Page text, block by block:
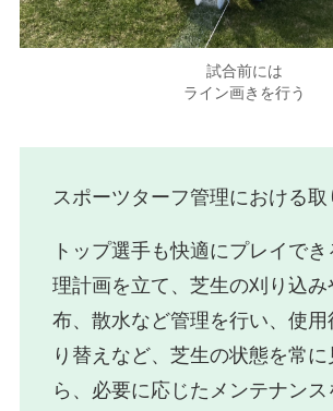
試合前には
ライン画きを行う
スポーツターフ管理における取
トップ選手も快適にプレイで
理計画を立て、芝生の刈り込み
布、散水など管理を行い、使用
り替えなど、芝生の状態を常
ら、必要に応じたメンテナン